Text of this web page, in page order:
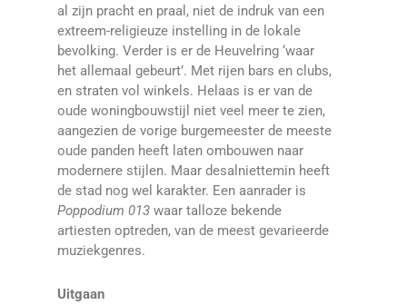
al zijn pracht en praal, niet de indruk van een
extreem-religieuze instelling in de lokale
bevolking. Verder is er de Heuvelring ‘waar
het allemaal gebeurt’. Met rijen bars en clubs,
en straten vol winkels. Helaas is er van de
oude woningbouwstijl niet veel meer te zien,
aangezien de vorige burgemeester de meeste
oude panden heeft laten ombouwen naar
modernere stijlen. Maar desalniettemin heeft
de stad nog wel karakter. Een aanrader is
Poppodium 013 waar talloze bekende
artiesten optreden, van de meest gevarieerde
muziekgenres.
Uitgaan